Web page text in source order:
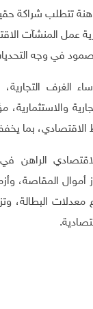
تتطلب شراكة
عمل المنشآت
في وجه
الغرف التجارية،
الاقتصادي، بما
الراهن في
أموال المقاصة،
معدلات